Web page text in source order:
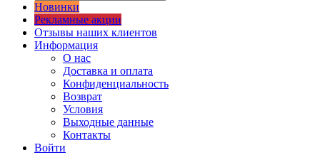
Новинки
Рекламные акции
Отзывы наших клиентов
Информация
О нас
Доставка и оплата
Конфиденциальность
Возврат
Условия
Выходные данные
Контакты
Войти